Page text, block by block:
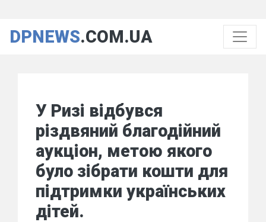
DPNEWS.COM.UA
У Ризі відбувся
різдвяний благодійний
аукціон, метою якого
було зібрати кошти для
підтримки українських
дітей.